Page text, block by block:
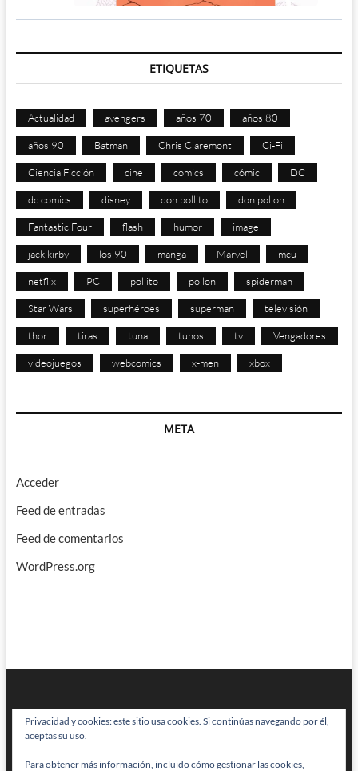
ETIQUETAS
Actualidad avengers años 70 años 80
años 90 Batman Chris Claremont Ci-Fi
Ciencia Ficción cine comics cómic DC
dc comics disney don pollito don pollon
Fantastic Four flash humor image
jack kirby los 90 manga Marvel mcu
netflix PC pollito pollon spiderman
Star Wars superhéroes superman televisión
thor tiras tuna tunos tv Vengadores
videojuegos webcomics x-men xbox
META
Acceder
Feed de entradas
Feed de comentarios
WordPress.org
BRAINSTOMPING| Diseñado por:Theme Freesia|WordPress| © Todos
Privacidad y cookies: este sitio usa cookies. Si continúas navegando por él,
aceptas su uso.
Para obtener más información, incluido cómo gestionar las cookies,